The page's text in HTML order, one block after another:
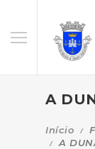
A
Início
A